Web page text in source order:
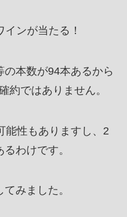
ンが当たる！
の本数が94本あるから
約ではありません。
能性もありますし、2
わけです。
みました。